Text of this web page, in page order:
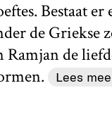
Bestaat er
de Griekse
Ramjan de
Lees